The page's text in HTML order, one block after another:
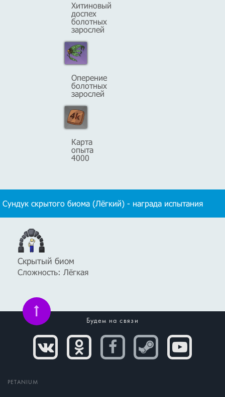
Хитиновый
доспех
болотных
зарослей
Оперение
болотных
зарослей
Карта
опыта
4000
Сундук скрытого биома (Лёгкий) - награда испытания
Скрытый биом
Сложность: Лёгкая
Будем на связи
PETANIUM